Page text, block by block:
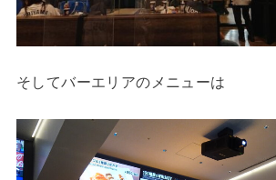
そしてバーエリアのメニューは